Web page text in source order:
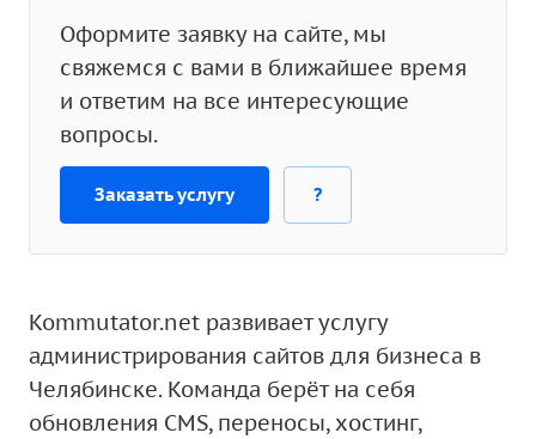
Оформите заявку на сайте, мы
свяжемся с вами в ближайшее время
и ответим на все интересующие
вопросы.
Заказать услугу ?
Kommutator.net развивает услугу
администрирования сайтов для бизнеса в
Челябинске. Команда берёт на себя
обновления CMS, переносы, хостинг,